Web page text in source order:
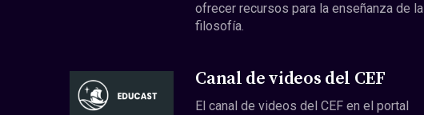
ofrecer recursos para la enseñanza de la
filosofía.
Canal de videos del CEF
El canal de videos del CEF en el portal